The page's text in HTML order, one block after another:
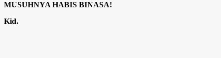
MUSUHNYA HABIS BINASA!
Kid.